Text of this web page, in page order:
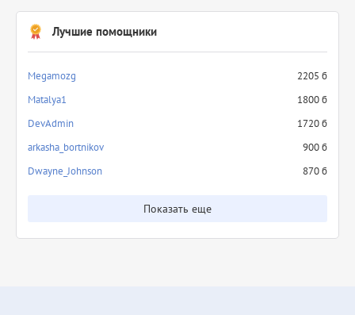
Лучшие помощники
Megamozg
2205 б
Matalya1
1800 б
DevAdmin
1720 б
arkasha_bortnikov
900 б
Dwayne_Johnson
870 б
Показать еще